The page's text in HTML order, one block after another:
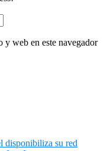
y web en este navegador